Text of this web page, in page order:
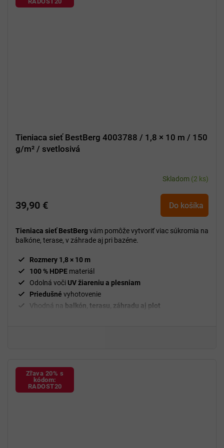
Tieniaca sieť BestBerg 4003788 / 1,8 × 10 m / 150
g/m² / svetlosivá
Skladom (2 ks)
39,90 € Do košíka
Tieniaca sieť BestBerg vám pomôže vytvoriť viac súkromia na
balkóne, terase, v záhrade aj pri bazéne.
Rozmery 1,8 × 10 m
100 % HDPE materiál
Odolná voči UV žiareniu a plesniam
Priedušné vyhotovenie
Vhodná na balkón, terasu, záhradu aj plot
Zľava 20% s
kódom:
RADOST20